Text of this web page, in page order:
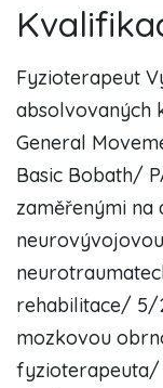
Fyzioterapeut
absolvovaných
General
Basic Bobath/
zaměřenými na
rehabilitace/ 5/
mozkovou
fyzioterapeuta/